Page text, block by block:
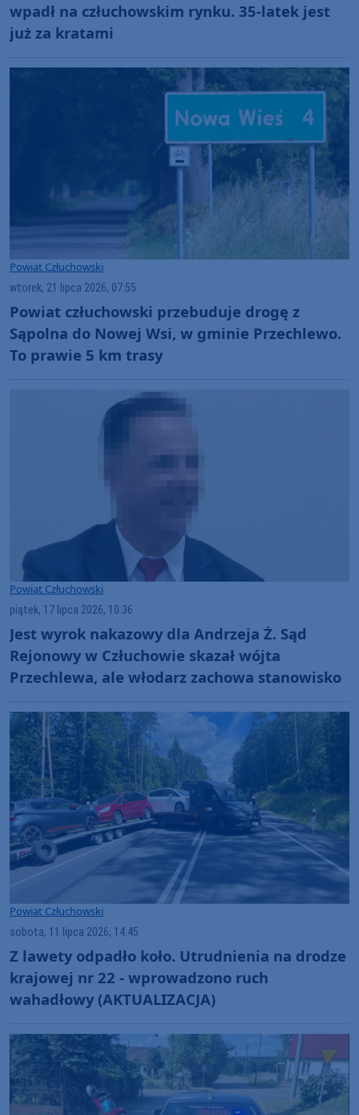
wpadł na człuchowskim rynku. 35-latek jest
już za kratami
Powiat Człuchowski
wtorek, 21 lipca 2026, 07:55
Powiat człuchowski przebuduje drogę z
Sąpolna do Nowej Wsi, w gminie Przechlewo.
To prawie 5 km trasy
Powiat Człuchowski
piątek, 17 lipca 2026, 10:36
Jest wyrok nakazowy dla Andrzeja Ż. Sąd
Rejonowy w Człuchowie skazał wójta
Przechlewa, ale włodarz zachowa stanowisko
Powiat Człuchowski
sobota, 11 lipca 2026, 14:45
Z lawety odpadło koło. Utrudnienia na drodze
krajowej nr 22 - wprowadzono ruch
wahadłowy (AKTUALIZACJA)